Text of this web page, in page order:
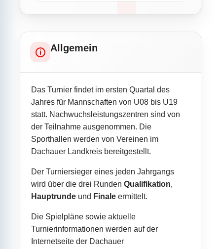
Allgemein
Das Turnier findet im ersten Quartal des
Jahres für Mannschaften von U08 bis U19
statt. Nachwuchsleistungszentren sind von
der Teilnahme ausgenommen. Die
Sporthallen werden von Vereinen im
Dachauer Landkreis bereitgestellt.
Der Turniersieger eines jeden Jahrgangs
wird über die drei Runden Qualifikation,
Hauptrunde und Finale ermittelt.
Die Spielpläne sowie aktuelle
Turnierinformationen werden auf der
Internetseite der Dachauer